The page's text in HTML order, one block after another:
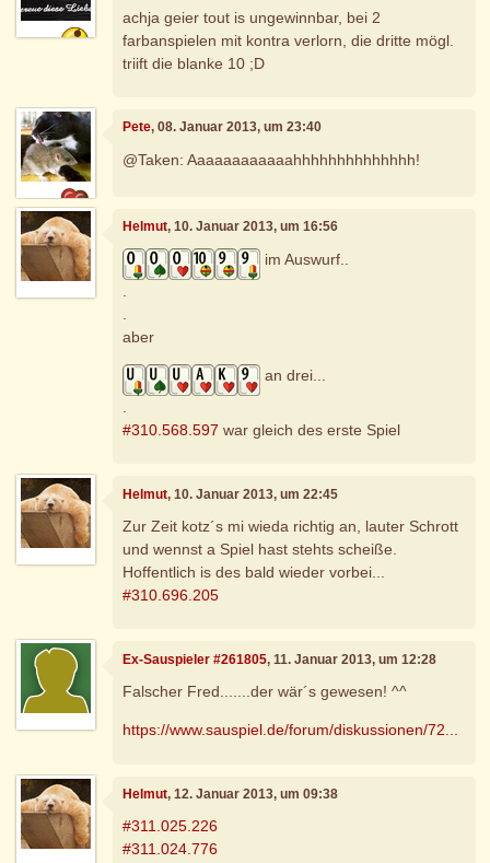
achja geier tout is ungewinnbar, bei 2
farbanspielen mit kontra verlorn, die dritte mögl.
triift die blanke 10 ;D
Pete, 08. Januar 2013, um 23:40
@Taken: Aaaaaaaaaaaahhhhhhhhhhhhhh!
Helmut, 10. Januar 2013, um 16:56
im Auswurf..
aber
an drei...
#310.568.597 war gleich des erste Spiel
Helmut, 10. Januar 2013, um 22:45
Zur Zeit kotz´s mi wieda richtig an, lauter Schrott
und wennst a Spiel hast stehts scheiße.
Hoffentlich is des bald wieder vorbei...
#310.696.205
Ex-Sauspieler #261805, 11. Januar 2013, um 12:28
Falscher Fred.......der wär´s gewesen! ^^
https://www.sauspiel.de/forum/diskussionen/72...
Helmut, 12. Januar 2013, um 09:38
#311.025.226
#311.024.776